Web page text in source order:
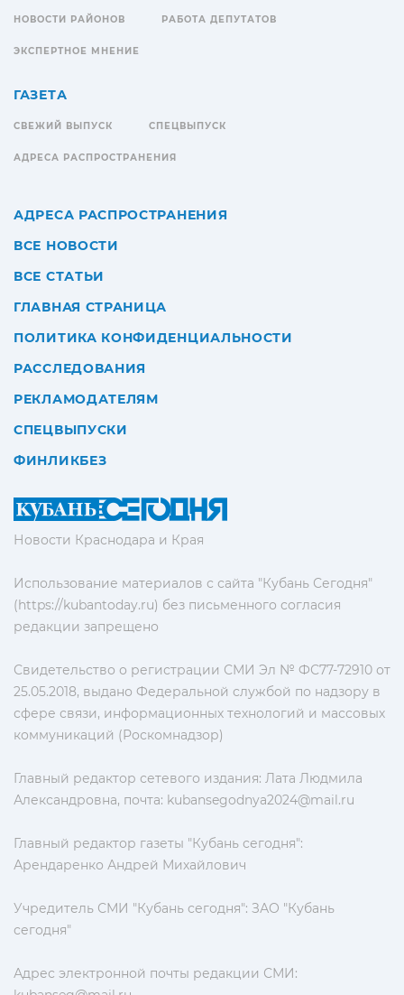
Новости Краснодара и Края
Использование материалов с сайта "Кубань Сегодня"
(https://kubantoday.ru) без письменного согласия
редакции запрещено
Свидетельство о регистрации СМИ Эл № ФС77-72910 от
25.05.2018, выдано Федеральной службой по надзору в
сфере связи, информационных технологий и массовых
коммуникаций (Роскомнадзор)
Главный редактор сетевого издания: Лата Людмила
Александровна, почта: kubansegodnya2024@mail.ru
Главный редактор газеты "Кубань сегодня":
Арендаренко Андрей Михайлович
Учредитель СМИ "Кубань сегодня": ЗАО "Кубань
сегодня"
Адрес электронной почты редакции СМИ:
НОВОСТИ РАЙОНОВ РАБОТА ДЕПУТАТОВ
ЭКСПЕРТНОЕ МНЕНИЕ
ГАЗЕТА
СВЕЖИЙ ВЫПУСК СПЕЦВЫПУСК
АДРЕСА РАСПРОСТРАНЕНИЯ
АДРЕСА РАСПРОСТРАНЕНИЯ
ВСЕ НОВОСТИ
ВСЕ СТАТЬИ
ГЛАВНАЯ СТРАНИЦА
ПОЛИТИКА КОНФИДЕНЦИАЛЬНОСТИ
РАССЛЕДОВАНИЯ
РЕКЛАМОДАТЕЛЯМ
СПЕЦВЫПУСКИ
ФИНЛИКБЕЗ